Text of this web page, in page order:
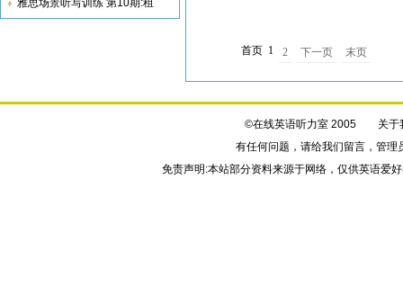
首页 1 2 下一页 末页
雅思场景听写训练 第10期:租
©在线英语听力室 2005 关于
有任何问题，请给我们留言，管理
免责声明:本站部分资料来源于网络，仅供英语爱